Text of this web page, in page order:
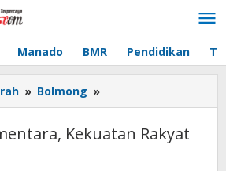
Manado BMR Pendidikan
» Bolmong »
Sementara,
Rakyat
Kekuatan Rakyat